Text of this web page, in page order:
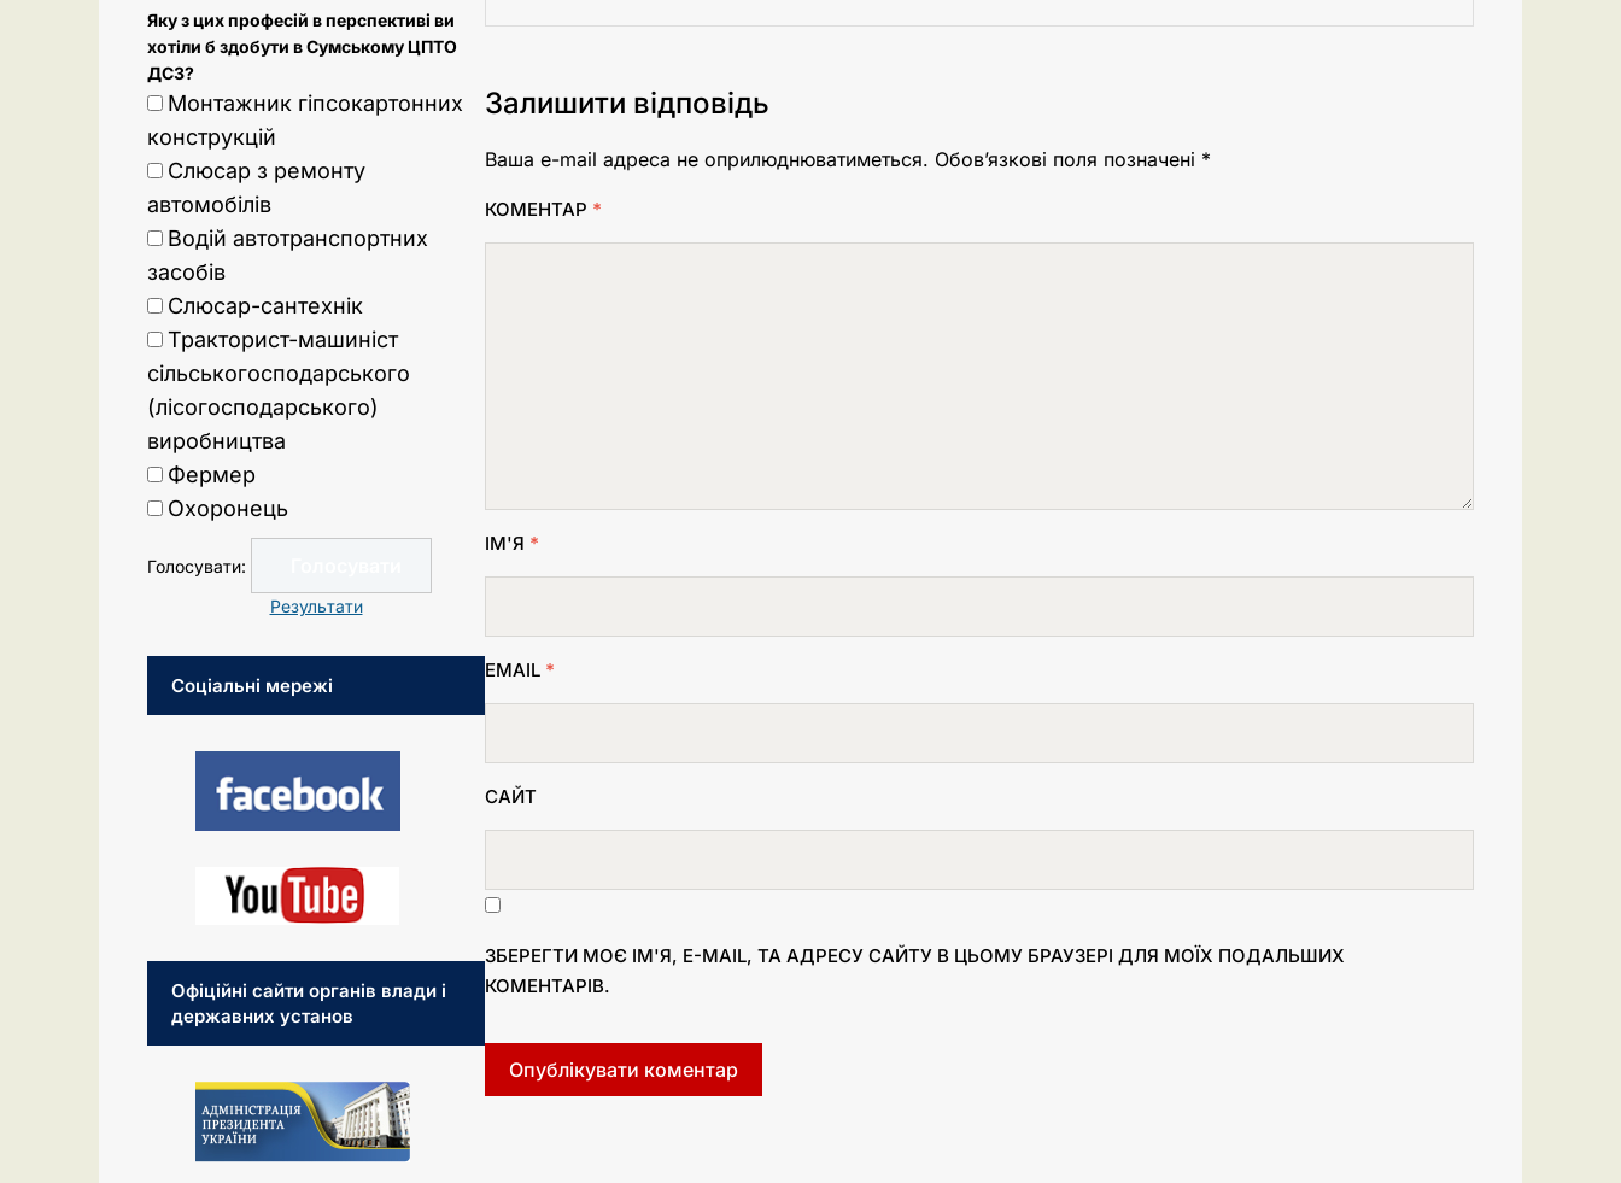
Залишити відповідь
Ваша e-mail адреса не оприлюднюватиметься. Обов’язкові поля позначені *
КОМЕНТАР *
ІМ'Я *
EMAIL *
САЙТ
ЗБЕРЕГТИ МОЄ ІМ'Я, E-MAIL, ТА АДРЕСУ САЙТУ В ЦЬОМУ БРАУЗЕРІ ДЛЯ МОЇХ ПОДАЛЬШИХ
КОМЕНТАРІВ.
Яку з цих професій в перспективі ви
хотіли б здобути в Сумському ЦПТО
ДСЗ?
Монтажник гіпсокартонних
конструкцій
Слюсар з ремонту
автомобілів
Водій автотранспортних
засобів
Слюсар-сантехнік
Тракторист-машиніст
сільськогосподарського
(лісогосподарського)
виробництва
Фермер
Охоронець
Голосувати:
Результати
Соціальні мережі
Офіційні сайти органів влади і
державних установ